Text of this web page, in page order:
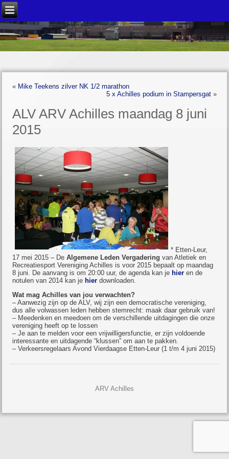
« Mike Teekens zilver NK 1/2 marathon
5 x Achilles podium in Stampersgat»
ALV ARV Achilles maandag 8 juni
2015
* Etten-Leur,
17 mei 2015 – DeAlgemene Leden Vergadering van Atletiek en
Recreatiesport Vereniging Achilles is voor 2015 bepaalt op maandag
8 juni. De aanvang is om 20:00 uur, de agenda kan je hier en de
notulen van 2014 kan je hier downloaden.
Wat mag Achilles van jou verwachten?
– Aanwezig zijn op de ALV, wij zijn een democratische vereniging,
dus alle volwassen leden hebben stemrecht: maak daar gebruik van!
– Meedenken en meedoen om de verschillende uitdagingen die onze
vereniging heeft op te lossen
– Je aan te melden voor een vrijwilligersfunctie, er zijn voldoende
interessante en uitdagende “klussen” om aan te pakken.
– Verkeersregelaars Avond Vierdaagse Etten-Leur (1 t/m 4 juni 2015)
ARV Achilles